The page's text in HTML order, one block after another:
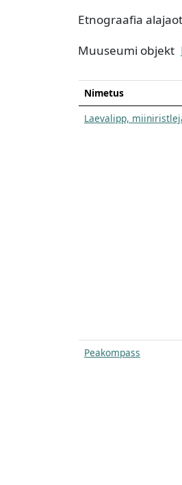
Etnograafia
Muuseumi objekt
Nimetus
Laevalipp,
Peakompass